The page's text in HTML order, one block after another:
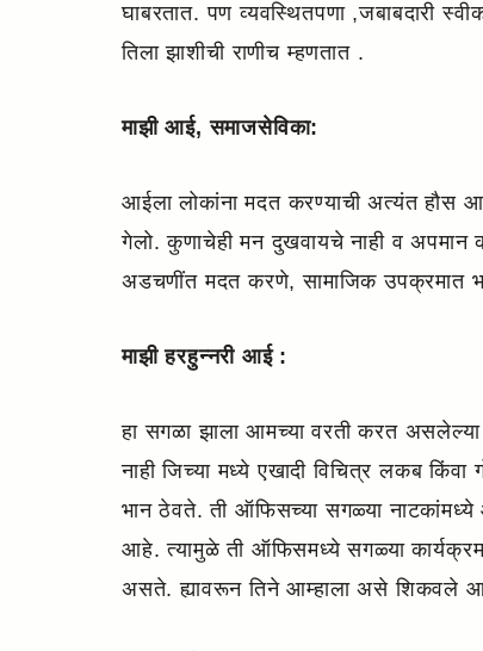
घाबरतात. पण व्यवस्थितपणा ,जबाबदारी
तिला झाशीची राणीच म्हणतात .
माझी आई, समाजसेविका:
आईला लोकांना मदत करण्याची अत्यंत हौस
गेलो. कुणाचेही मन दुखवायचे नाही व अपमान
अडचणींत मदत करणे, सामाजिक उपक्रमात
माझी हरहुन्नरी आई :
हा सगळा झाला आमच्या वरती करत
नाही जिच्या मध्ये एखादी विचित्र लकब
भान ठेवते. ती ऑफिसच्या सगळ्या नाटकांमध्ये
आहे. त्यामुळे ती ऑफिसमध्ये सगळ्या
असते. ह्यावरून तिने आम्हाला असे शिकवले आहे